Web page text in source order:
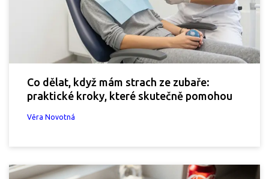
Co dělat, když mám strach ze zubaře:
praktické kroky, které skutečně pomohou
Věra Novotná